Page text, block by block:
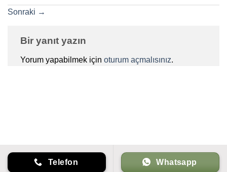
Sonraki →
Bir yanıt yazın
Yorum yapabilmek için oturum açmalısınız.
Telefon Whatsapp